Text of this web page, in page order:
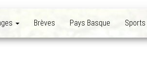
Brèves Pays Basque Sports